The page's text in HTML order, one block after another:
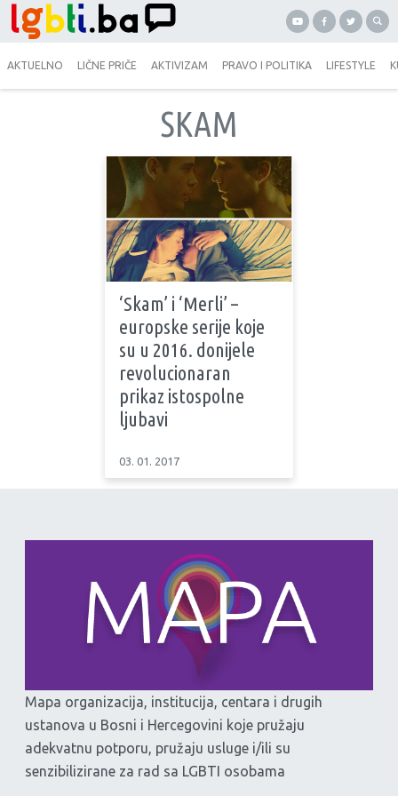
AKTUELNO LIČNE PRIČE AKTIVIZAM PRAVO I POLITIKA LIFESTYLE
SKAM
‘Skam’ i ‘Merli’ –
europske serije koje
su u 2016. donijele
revolucionaran
prikaz istospolne
ljubavi
03. 01. 2017
Mapa organizacija, institucija, centara i drugih
ustanova u Bosni i Hercegovini koje pružaju
adekvatnu potporu, pružaju usluge i/ili su
senzibilizirane za rad sa LGBTI osobama